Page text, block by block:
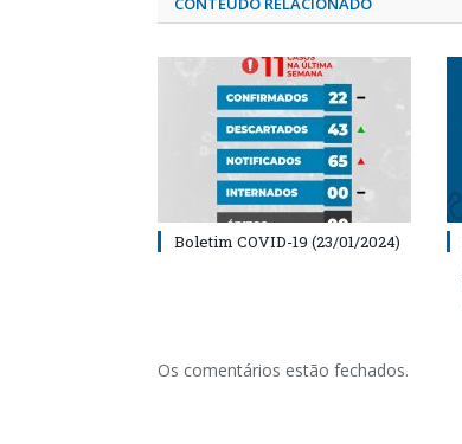
Boletim COVID-19 (23/01/2024)
Os comentários estão fechados.